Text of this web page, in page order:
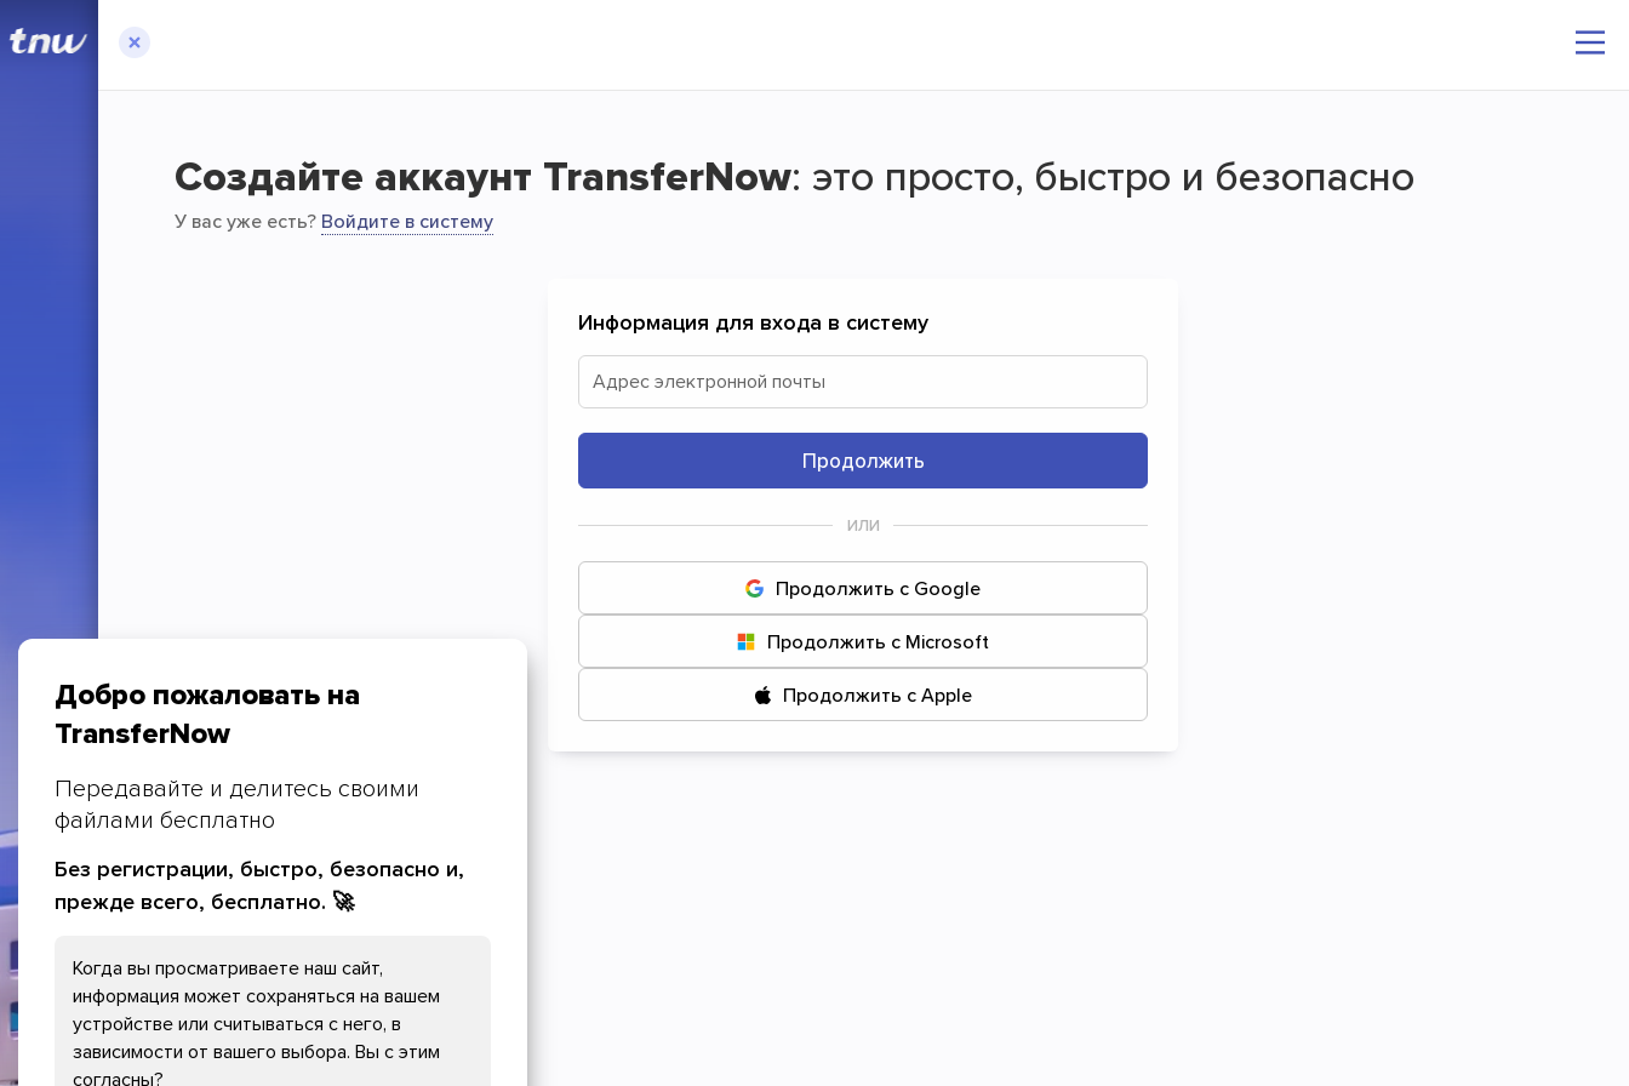
TransferNow – это простой и бесплатный способ безопасного обмена файлами и папками.
Начать
Нажмите или
Создайте аккаунт TransferNow: это просто, быстро и безопасно
У вас уже есть? Войдите в систему
Информация для входа в систему
Адрес электронной почты
Продолжить
Продолжить с Google
Продолжить с Microsoft
Продолжить с Apple
Добро пожаловать на
TransferNow
Передавайте и делитесь своими
файлами бесплатно
Без регистрации, быстро, безопасно и,
прежде всего, бесплатно. 🚀
Когда вы просматриваете наш сайт,
информация может сохраняться на вашем
устройстве или считываться с него, в
зависимости от вашего выбора. Вы с этим
согласны?
Настройки Cookies
Необходимые файлы Cookies